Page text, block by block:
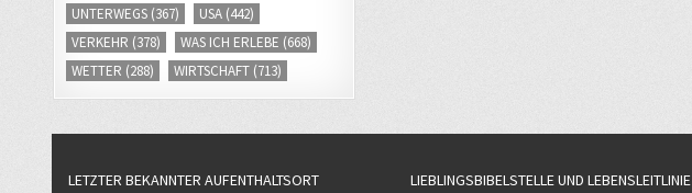
UNTERWEGS (367) USA (442)
VERKEHR (378) WAS ICH ERLEBE (668)
WETTER (288) WIRTSCHAFT (713)
LETZTER BEKANNTER AUFENTHALTSORT LIEBLINGSBIBELSTELLE UND LEBENSLEITLINIE